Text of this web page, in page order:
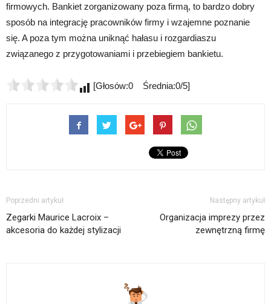
firmowych. Bankiet zorganizowany poza firmą, to bardzo dobry
sposób na integrację pracowników firmy i wzajemne poznanie
się. A poza tym można uniknąć hałasu i rozgardiaszu
związanego z przygotowaniami i przebiegiem bankietu.
[Głosów:0 Średnia:0/5]
Poprzedni artykuł
Zegarki Maurice Lacroix –
akcesoria do każdej stylizacji
Następny artykuł
Organizacja imprezy przez
zewnętrzną firmę